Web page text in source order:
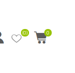
(0) 0